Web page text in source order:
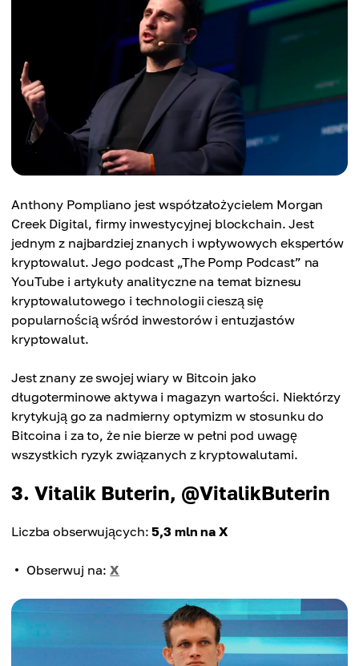
Anthony Pompliano jest współzałożycielem Morgan
Creek Digital, firmy inwestycyjnej blockchain. Jest
jednym z najbardziej znanych i wpływowych ekspertów
kryptowalut. Jego podcast „The Pomp Podcast” na
YouTube i artykuły analityczne na temat biznesu
kryptowalutowego i technologii cieszą się
popularnością wśród inwestorów i entuzjastów
kryptowalut.
Jest znany ze swojej wiary w Bitcoin jako
długoterminowe aktywa i magazyn wartości. Niektórzy
krytykują go za nadmierny optymizm w stosunku do
Bitcoina i za to, że nie bierze w pełni pod uwagę
wszystkich ryzyk związanych z kryptowalutami.
3. Vitalik Buterin, @VitalikButerin
Liczba obserwujących:5,3 mln na X
Obserwuj na: X